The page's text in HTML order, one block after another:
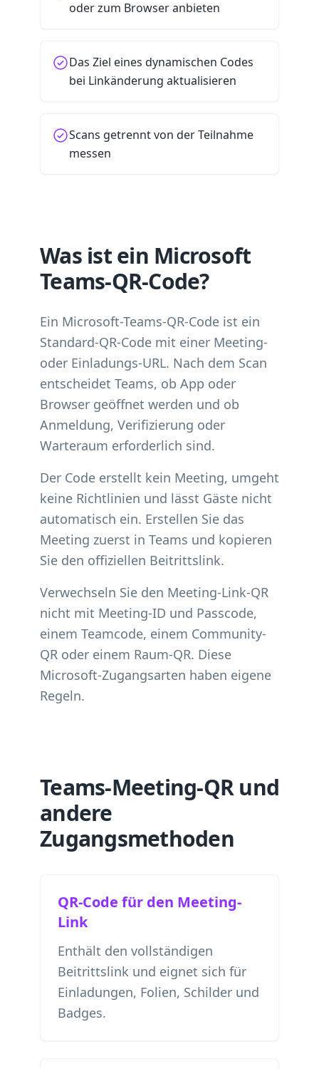
oder zum Browser anbieten
Das Ziel eines dynamischen Codes
bei Linkänderung aktualisieren
Scans getrennt von der Teilnahme
messen
Was ist ein Microsoft
Teams-QR-Code?
Ein Microsoft-Teams-QR-Code ist ein
Standard-QR-Code mit einer Meeting-
oder Einladungs-URL. Nach dem Scan
entscheidet Teams, ob App oder
Browser geöffnet werden und ob
Anmeldung, Verifizierung oder
Warteraum erforderlich sind.
Der Code erstellt kein Meeting, umgeht
keine Richtlinien und lässt Gäste nicht
automatisch ein. Erstellen Sie das
Meeting zuerst in Teams und kopieren
Sie den offiziellen Beitrittslink.
Verwechseln Sie den Meeting-Link-QR
nicht mit Meeting-ID und Passcode,
einem Teamcode, einem Community-
QR oder einem Raum-QR. Diese
Microsoft-Zugangsarten haben eigene
Regeln.
Teams-Meeting-QR und
andere
Zugangsmethoden
QR-Code für den Meeting-
Link
Enthält den vollständigen
Beitrittslink und eignet sich für
Einladungen, Folien, Schilder und
Badges.